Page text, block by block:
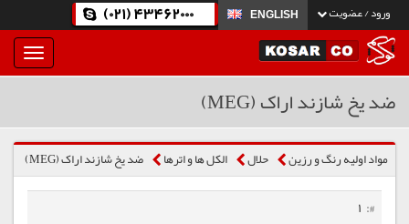
ورود / عضویت ENGLISH
(021) 43462000
بار
و
ضد یخ شازند اراک (MEG)
مواد اولیه رنگ و رزین حلال الكل ها و اترها ضد یخ شازند اراک (MEG)
1